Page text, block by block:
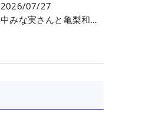
2026/07/27
田中みな実さんと亀梨和也さんの相性を読む｜大阪・箕面占いスクールラブアンドライト